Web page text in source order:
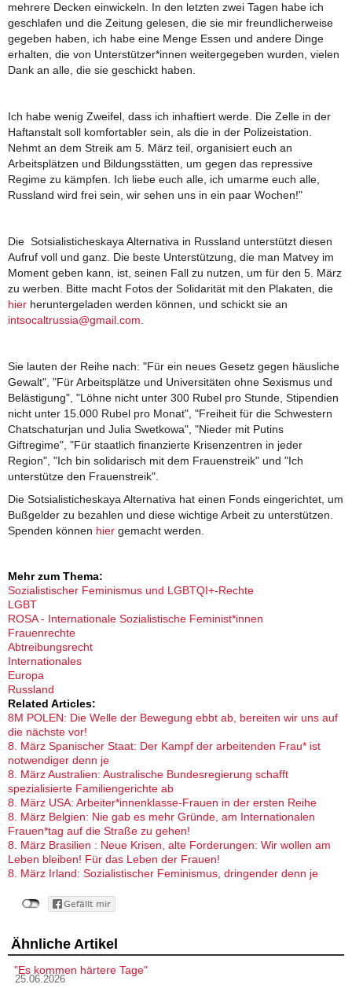
mehrere Decken einwickeln. In den letzten zwei Tagen habe ich
geschlafen und die Zeitung gelesen, die sie mir freundlicherweise
gegeben haben, ich habe eine Menge Essen und andere Dinge
erhalten, die von Unterstützer*innen weitergegeben wurden, vielen
Dank an alle, die sie geschickt haben.
Ich habe wenig Zweifel, dass ich inhaftiert werde. Die Zelle in der
Haftanstalt soll komfortabler sein, als die in der Polizeistation.
Nehmt an dem Streik am 5. März teil, organisiert euch an
Arbeitsplätzen und Bildungsstätten, um gegen das repressive
Regime zu kämpfen. Ich liebe euch alle, ich umarme euch alle,
Russland wird frei sein, wir sehen uns in ein paar Wochen!"
Die Sotsialisticheskaya Alternativa in Russland unterstützt diesen
Aufruf voll und ganz. Die beste Unterstützung, die man Matvey im
Moment geben kann, ist, seinen Fall zu nutzen, um für den 5. März
zu werben. Bitte macht Fotos der Solidarität mit den Plakaten, die
hier heruntergeladen werden können, und schickt sie an
intsocaltrussia@gmail.com
Sie lauten der Reihe nach: "Für ein neues Gesetz gegen häusliche
Gewalt", "Für Arbeitsplätze und Universitäten ohne Sexismus und
Belästigung", "Löhne nicht unter 300 Rubel pro Stunde, Stipendien
nicht unter 15.000 Rubel pro Monat", "Freiheit für die Schwestern
Chatschaturjan und Julia Swetkowa", "Nieder mit Putins
Giftregime", "Für staatlich finanzierte Krisenzentren in jeder
Region", "Ich bin solidarisch mit dem Frauenstreik" und "Ich
unterstütze den Frauenstreik".
Die Sotsialisticheskaya Alternativa hat einen Fonds eingerichtet, um
Bußgelder zu bezahlen und diese wichtige Arbeit zu unterstützen.
Spenden können hier gemacht werden.
Mehr zum Thema:
Sozialistischer Feminismus und LGBTQI+-Rechte
LGBT
ROSA - Internationale Sozialistische Feminist*innen
Frauenrechte
Abtreibungsrecht
Internationales
Europa
Russland
Related Articles:
8M POLEN: Die Welle der Bewegung ebbt ab, bereiten wir uns auf
die nächste vor!
8. März Spanischer Staat: Der Kampf der arbeitenden Frau* ist
notwendiger denn je
8. März Australien: Australische Bundesregierung schafft
spezialisierte Familiengerichte ab
8. März USA: Arbeiter*innenklasse-Frauen in der ersten Reihe
8. März Belgien: Nie gab es mehr Gründe, am Internationalen
Frauen*tag auf die Straße zu gehen!
8. März Brasilien : Neue Krisen, alte Forderungen: Wir wollen am
Leben bleiben! Für das Leben der Frauen!
8. März Irland: Sozialistischer Feminismus, dringender denn je
Ähnliche Artikel
"Es kommen härtere Tage"
25.06.2026